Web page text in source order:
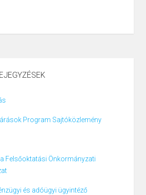
Program Sajtóközlemény
Felsőoktatási Önkormányzati
és adóügyi ügyintéző